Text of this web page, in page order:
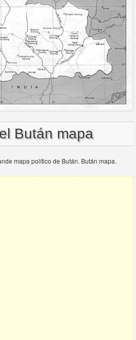
Bután mapa
mapa político de Bután. Bután mapa.